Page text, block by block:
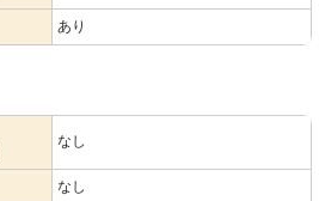
あり
なし
なし